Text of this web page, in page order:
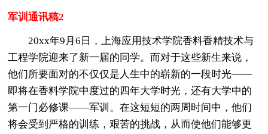
军训通讯稿2
20xx年9月6日，上海应用技术学院香料香精技术与
工程学院迎来了新一届的同学。而对于这些新生来说，
他们所要面对的不仅仅是人生中的崭新的一段时光——
即将在香料学院中度过的四年大学时光，还有大学中的
第一门必修课——军训。在这短短的两周时间中，他们
将会受到严格的训练，艰苦的挑战，从而使他们能够更